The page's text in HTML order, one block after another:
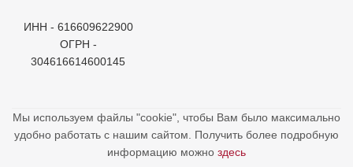
ИНН - 616609622900
ОГРН -
304616614600145
Мы используем файлы "cookie", чтобы Вам было максимально
удобно работать с нашим сайтом. Получить более подробную
информацию можно здесь